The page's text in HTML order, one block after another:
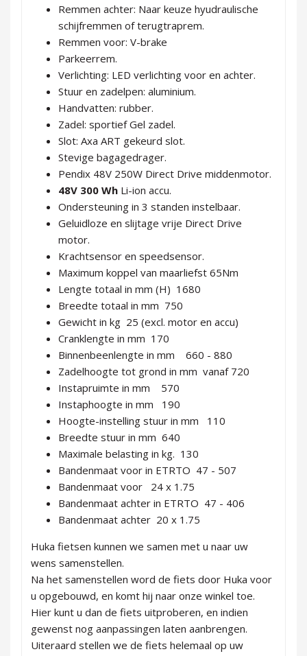
Remmen achter: Naar keuze hyudraulische
schijfremmen of terugtraprem.
Remmen voor: V-brake
Parkeerrem.
Verlichting: LED verlichting voor en achter.
Stuur en zadelpen: aluminium.
Handvatten: rubber.
Zadel: sportief Gel zadel.
Slot: Axa ART gekeurd slot.
Stevige bagagedrager.
Pendix 48V 250W Direct Drive middenmotor.
48V 300 Wh Li-ion accu.
Ondersteuning in 3 standen instelbaar.
Geluidloze en slijtage vrije Direct Drive
motor.
Krachtsensor en speedsensor.
Maximum koppel van maarliefst 65Nm
Lengte totaal in mm (H) 1680
Breedte totaal in mm 750
Gewicht in kg 25 (excl. motor en accu)
Cranklengte in mm 170
Binnenbeenlengte in mm 660 - 880
Zadelhoogte tot grond in mm vanaf 720
Instapruimte in mm 570
Instaphoogte in mm 190
Hoogte-instelling stuur in mm 110
Breedte stuur in mm 640
Maximale belasting in kg. 130
Bandenmaat voor in ETRTO 47 - 507
Bandenmaat voor 24 x 1.75
Bandenmaat achter in ETRTO 47 - 406
Bandenmaat achter 20 x 1.75
Huka fietsen kunnen we samen met u naar uw
wens samenstellen.
Na het samenstellen word de fiets door Huka voor
u opgebouwd, en komt hij naar onze winkel toe.
Hier kunt u dan de fiets uitproberen, en indien
gewenst nog aanpassingen laten aanbrengen.
Uiteraard stellen we de fiets helemaal op uw